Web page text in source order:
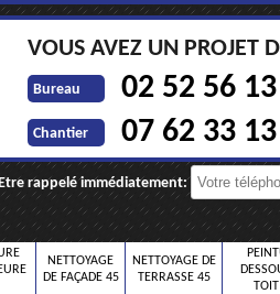
VOUS AVEZ UN PROJET
Bureau 02 52 56
Chantier 07 62 33
rappelé immédiatement:
NETTOYAGE
DE FAÇADE 45
NETTOYAGE DE
TERRASSE 45